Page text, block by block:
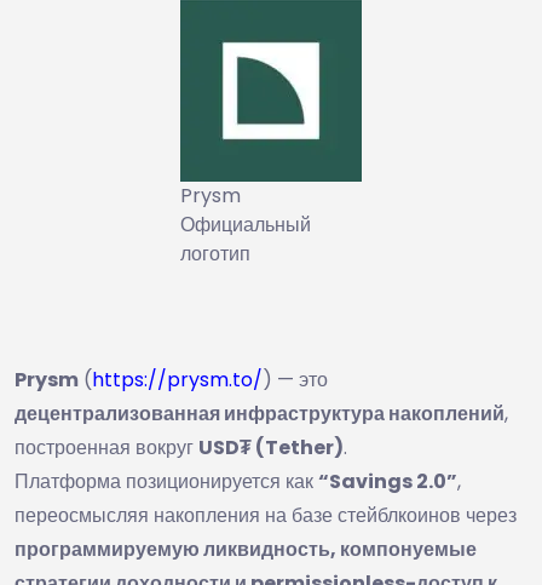
Prysm
Официальный
логотип
Prysm (https://prysm.to/) — это
децентрализованная инфраструктура накоплений,
построенная вокруг USD₮ (Tether).
Платформа позиционируется как“Savings 2.0”,
переосмысляя накопления на базе стейблкоинов через
программируемую ликвидность, компонуемые